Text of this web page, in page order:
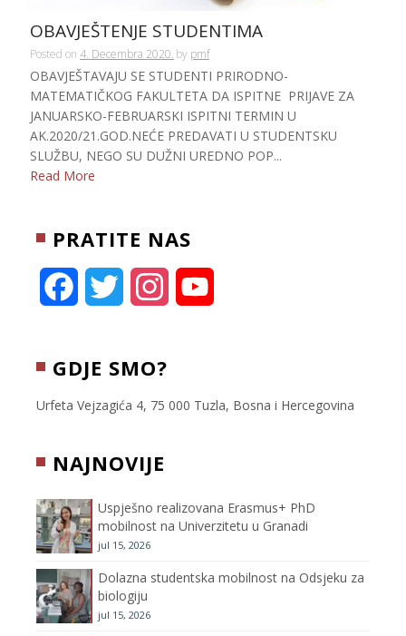
OBAVJEŠTENJE STUDENTIMA
Posted on 4. Decembra 2020. by pmf
OBAVJEŠTAVAJU SE STUDENTI PRIRODNO-
MATEMATIČKOG FAKULTETA DA ISPITNE PRIJAVE ZA
JANUARSKO-FEBRUARSKI ISPITNI TERMIN U
AK.2020/21.GOD.NEĆE PREDAVATI U STUDENTSKU
SLUŽBU, NEGO SU DUŽNI UREDNO POP...
Read More
PRATITE NAS
c
e
o
o
k
i
t
e
r
t
r
T
e
GDJE SMO?
Urfeta Vejzagića 4, 75 000 Tuzla, Bosna i Hercegovina
NAJNOVIJE
Uspješno realizovana Erasmus+ PhD
mobilnost na Univerzitetu u Granadi
jul 15, 2026
Dolazna studentska mobilnost na Odsjeku za
biologiju
jul 15, 2026